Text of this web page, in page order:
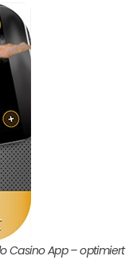
Casino App – optimiert